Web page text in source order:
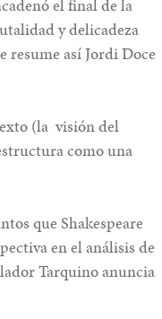
el final de la
y delicadeza
resume así Jordi Doce
(la visión del
como una
que Shakespeare
en el análisis de
Tarquino anuncia